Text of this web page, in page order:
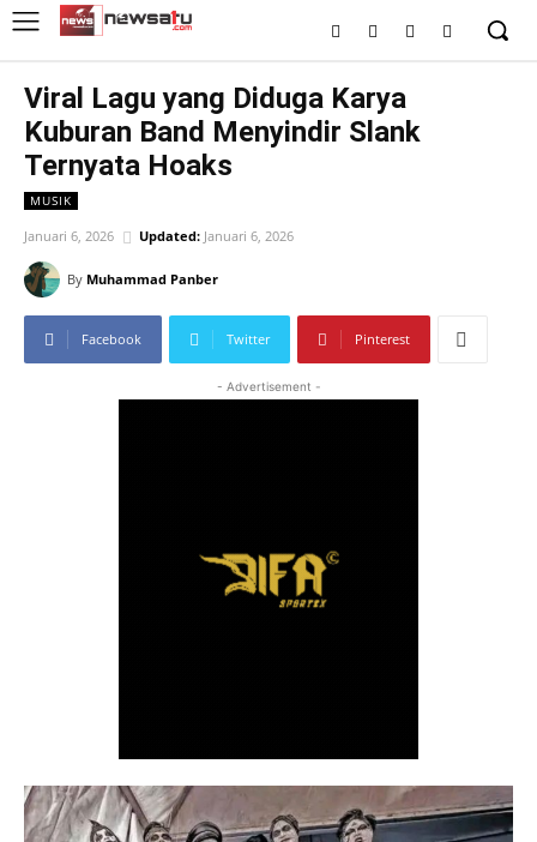
Viral Lagu yang Diduga Karya
Kuburan Band Menyindir Slank
Ternyata Hoaks
MUSIK
Januari 6, 2026 Updated: Januari 6, 2026
By Muhammad Panber
Facebook Twitter Pinterest
- Advertisement -